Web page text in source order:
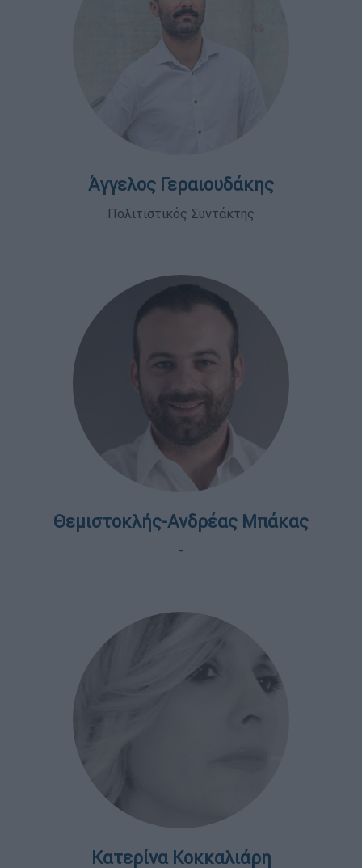
Άγγελος Γεραιουδάκης
Πολιτιστικός Συντάκτης
Θεμιστοκλής-Ανδρέας Μπάκας
-
Κατερίνα Κοκκαλιάρη